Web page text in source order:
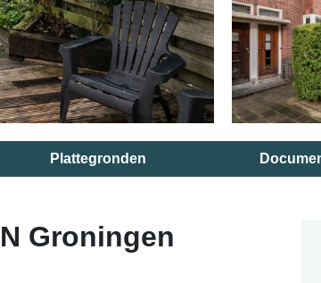
Plattegronden
Groningen